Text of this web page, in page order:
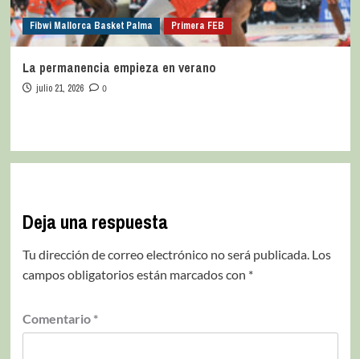
Fibwi Mallorca Basket Palma Primera FEB
La permanencia empieza en verano
julio 21, 2026 0
Deja una respuesta
Tu dirección de correo electrónico no será publicada. Los
campos obligatorios están marcados con *
Comentario *